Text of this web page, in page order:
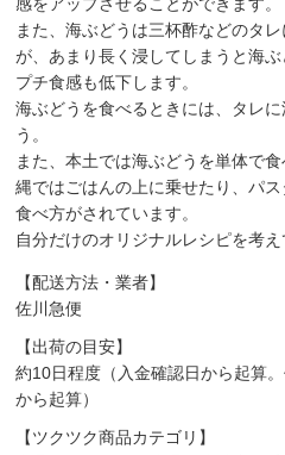
また、海ぶどうは三杯酢などのタ
が、あまり長く浸してしまうと海
プチ食感も低下します。
海ぶどうを食べるときには、タレ
う。
また、本土では海ぶどうを単体で
縄ではごはんの上に乗せたり、パ
食べ方がされています。
自分だけのオリジナルレシピを考え
【配送方法・業者】
佐川急便
【出荷の目安】
約10日程度（入金確認日から起算
から起算）
【ツクツク商品カテゴリ】